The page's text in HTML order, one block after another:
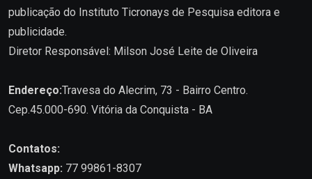
publicação do Instituto Ticronays de Pesquisa editora e
publicidade.
Diretor Responsável: Milson José Leite de Oliveira
Endereço:Travesa do Alecrim, 73 - Bairro Centro.
Cep.45.000-690. Vitória da Conquista - BA
Contatos:
Whatsapp: 77 99861-8307